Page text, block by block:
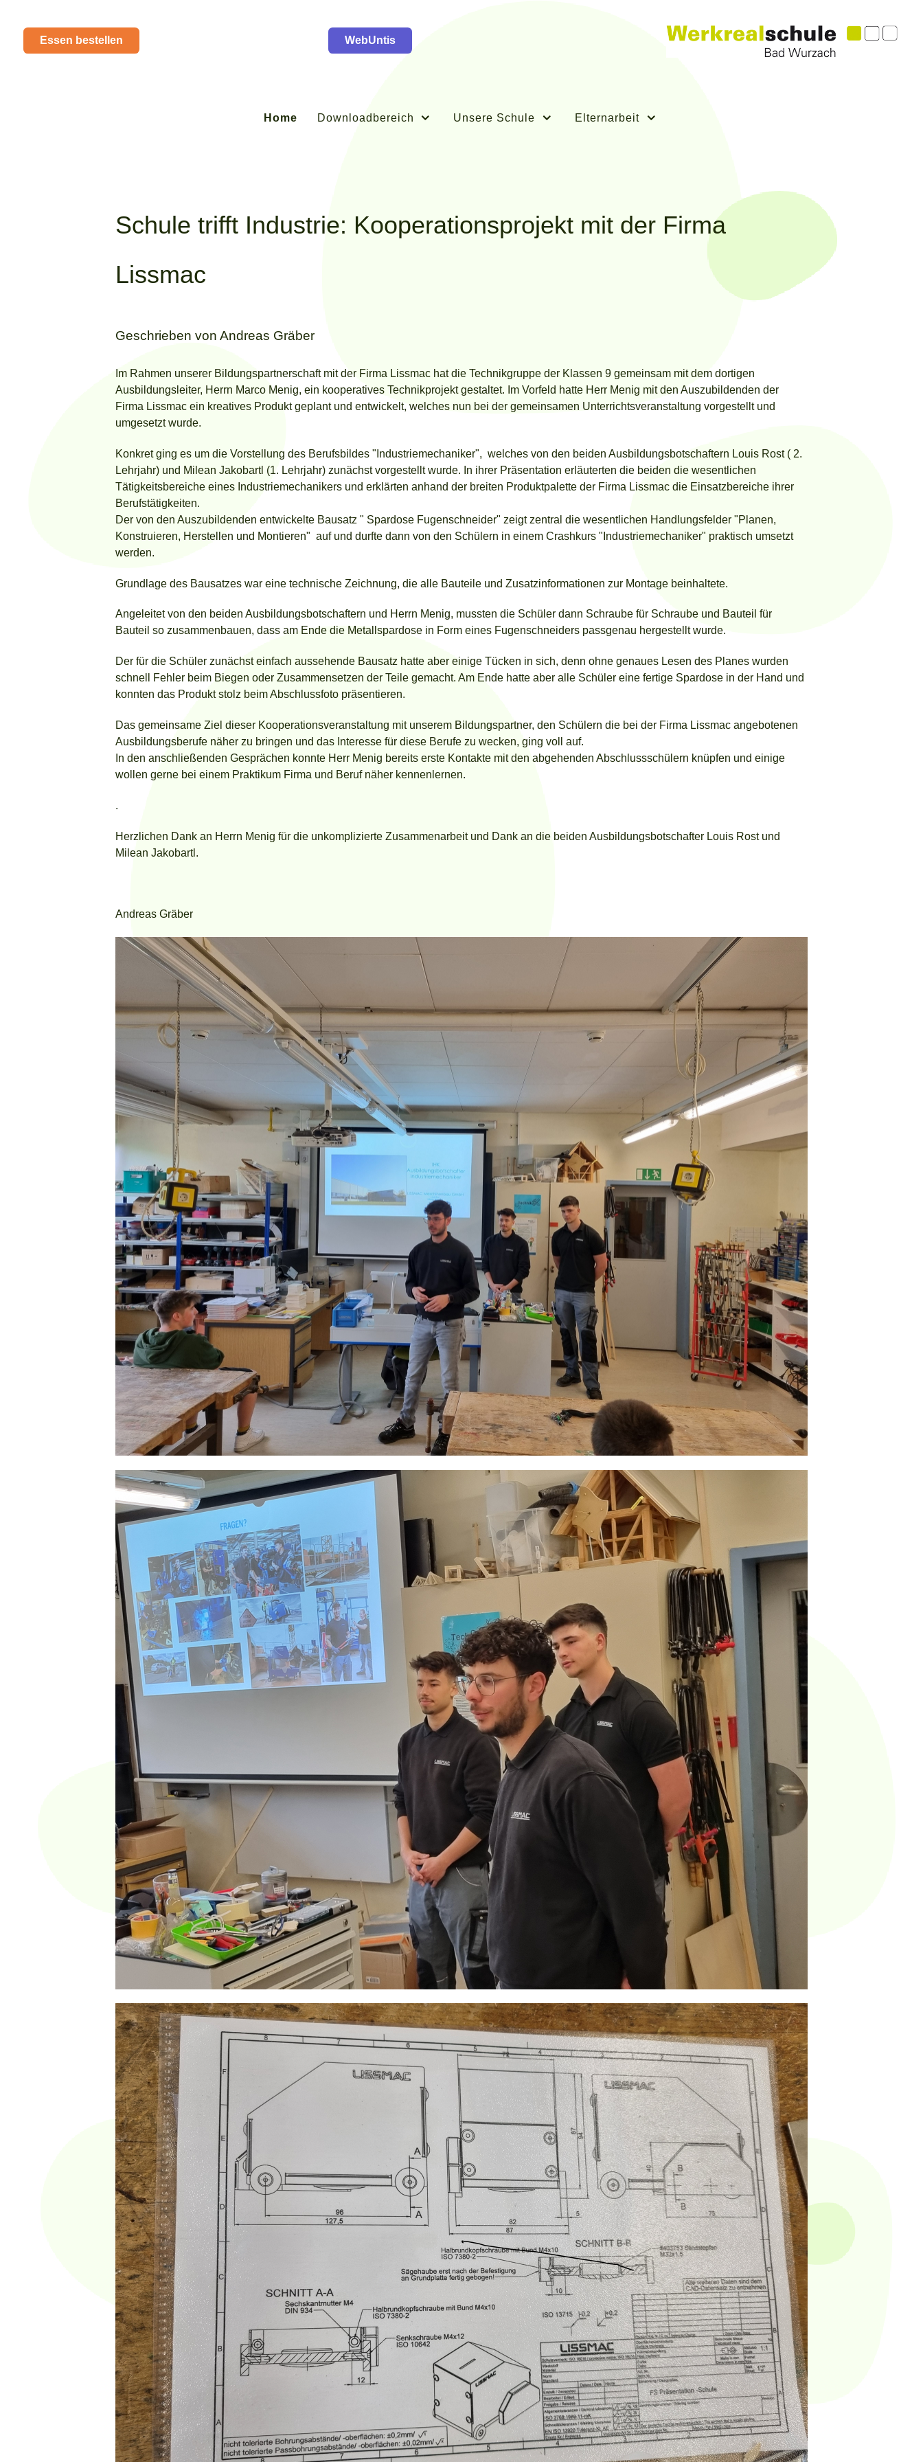
Essen bestellen WebUntis
Home Downloadbereich Unsere Schule Elternarbeit
Schule trifft Industrie: Kooperationsprojekt mit der Firma
Lissmac
Geschrieben vonAndreas Gräber
Im Rahmen unserer Bildungspartnerschaft mit der Firma Lissmac hat die Technikgruppe der Klassen 9 gemeinsam mit dem dortigen
Ausbildungsleiter, Herrn Marco Menig, ein kooperatives Technikprojekt gestaltet. Im Vorfeld hatte Herr Menig mit den Auszubildenden der
Firma Lissmac ein kreatives Produkt geplant und entwickelt, welches nun bei der gemeinsamen Unterrichtsveranstaltung vorgestellt und
umgesetzt wurde.
Konkret ging es um die Vorstellung des Berufsbildes "Industriemechaniker", welches von den beiden Ausbildungsbotschaftern Louis Rost ( 2.
Lehrjahr) und Milean Jakobartl (1. Lehrjahr) zunächst vorgestellt wurde. In ihrer Präsentation erläuterten die beiden die wesentlichen
Tätigkeitsbereiche eines Industriemechanikers und erklärten anhand der breiten Produktpalette der Firma Lissmac die Einsatzbereiche ihrer
Berufstätigkeiten.
Der von den Auszubildenden entwickelte Bausatz " Spardose Fugenschneider" zeigt zentral die wesentlichen Handlungsfelder "Planen,
Konstruieren, Herstellen und Montieren" auf und durfte dann von den Schülern in einem Crashkurs "Industriemechaniker" praktisch umsetzt
werden.
Grundlage des Bausatzes war eine technische Zeichnung, die alle Bauteile und Zusatzinformationen zur Montage beinhaltete.
Angeleitet von den beiden Ausbildungsbotschaftern und Herrn Menig, mussten die Schüler dann Schraube für Schraube und Bauteil für
Bauteil so zusammenbauen, dass am Ende die Metallspardose in Form eines Fugenschneiders passgenau hergestellt wurde.
Der für die Schüler zunächst einfach aussehende Bausatz hatte aber einige Tücken in sich, denn ohne genaues Lesen des Planes wurden
schnell Fehler beim Biegen oder Zusammensetzen der Teile gemacht. Am Ende hatte aber alle Schüler eine fertige Spardose in der Hand und
konnten das Produkt stolz beim Abschlussfoto präsentieren.
Das gemeinsame Ziel dieser Kooperationsveranstaltung mit unserem Bildungspartner, den Schülern die bei der Firma Lissmac angebotenen
Ausbildungsberufe näher zu bringen und das Interesse für diese Berufe zu wecken, ging voll auf.
In den anschließenden Gesprächen konnte Herr Menig bereits erste Kontakte mit den abgehenden Abschlussschülern knüpfen und einige
wollen gerne bei einem Praktikum Firma und Beruf näher kennenlernen.
.
Herzlichen Dank an Herrn Menig für die unkomplizierte Zusammenarbeit und Dank an die beiden Ausbildungsbotschafter Louis Rost und
Milean Jakobartl.
Andreas Gräber